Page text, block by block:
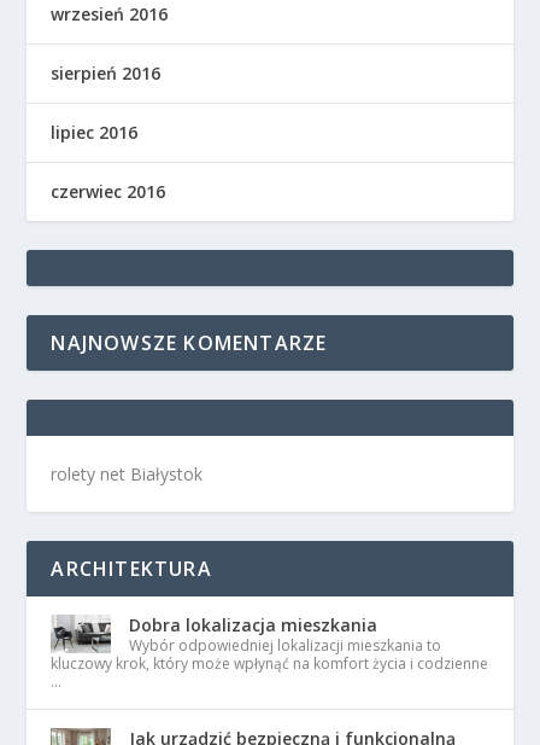
wrzesień 2016
sierpień 2016
lipiec 2016
czerwiec 2016
NAJNOWSZE KOMENTARZE
rolety net Białystok
ARCHITEKTURA
Dobra lokalizacja mieszkania
Wybór odpowiedniej lokalizacji mieszkania to
kluczowy krok, który może wpłynąć na komfort życia i codzienne
…
Jak urządzić bezpieczną i funkcjonalną